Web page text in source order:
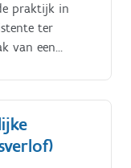
praktijk in
ter
van een
Je begint
ontsmetten,
manier krijg
de